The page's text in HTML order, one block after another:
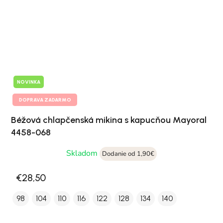
NOVINKA
DOPRAVA ZADARMO
Béžová chlapčenská mikina s kapucňou Mayoral
4458-068
Skladom
Dodanie od 1,90€
€28,50
98 104 110 116 122 128 134 140